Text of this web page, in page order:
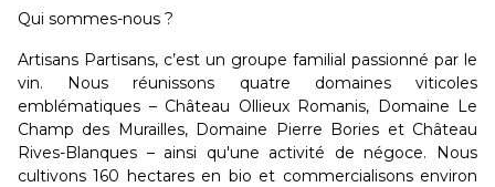
Qui sommes-nous ?
Artisans Partisans, c’est un groupe familial passionné par le
vin. Nous réunissons quatre domaines viticoles
emblématiques – Château Ollieux Romanis, Domaine Le
Champ des Murailles, Domaine Pierre Bories et Château
Rives-Blanques – ainsi qu'une activité de négoce. Nous
cultivons 160 hectares en bio et commercialisons environ